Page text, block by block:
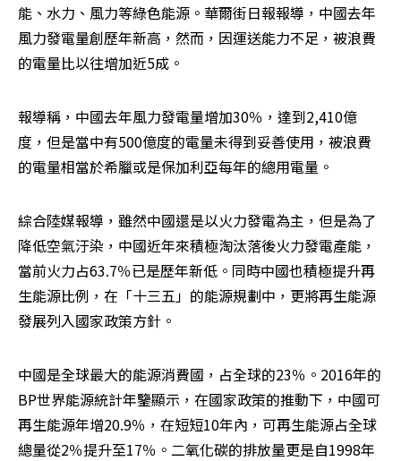
能、水力、風力等綠色能源。華爾街日報報導，中國去年
風力發電量創歷年新高，然而，因運送能力不足，被浪費
的電量比以往增加近5成。
報導稱，中國去年風力發電量增加30％，達到2,410億
度，但是當中有500億度的電量未得到妥善使用，被浪費
的電量相當於希臘或是保加利亞每年的總用電量。
綜合陸媒報導，雖然中國還是以火力發電為主，但是為了
降低空氣汙染，中國近年來積極淘汰落後火力發電產能，
當前火力占63.7％已是歷年新低。同時中國也積極提升再
生能源比例，在「十三五」的能源規劃中，更將再生能源
發展列入國家政策方針。
中國是全球最大的能源消費國，占全球的23％。2016年的
BP世界能源統計年鑒顯示，在國家政策的推動下，中國可
再生能源年增20.9％，在短短10年內，可再生能源占全球
總量從2％提升至17％。二氧化碳的排放量更是自1998年